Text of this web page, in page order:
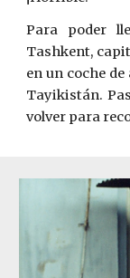
Para poder
Tashkent,
en un coche
Tayikistán.
volver para